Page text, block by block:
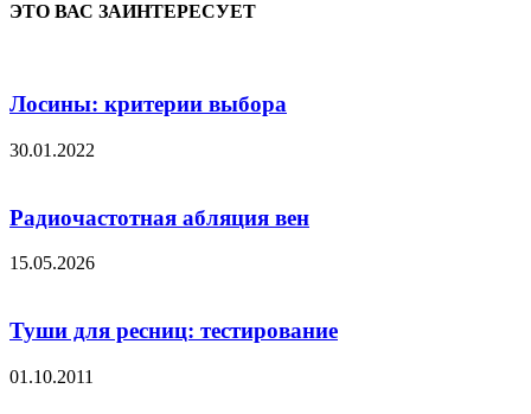
ЭТО ВАС ЗАИНТЕРЕСУЕТ
Лосины: критерии выбора
30.01.2022
Радиочастотная абляция вен
15.05.2026
Туши для ресниц: тестирование
01.10.2011